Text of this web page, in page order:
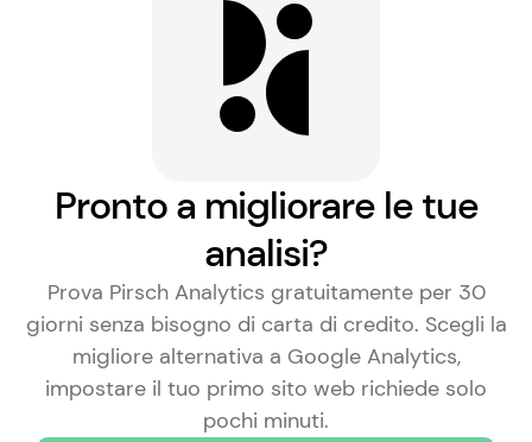
Pronto a migliorare le tue
analisi?
Prova Pirsch Analytics gratuitamente per 30
giorni senza bisogno di carta di credito. Scegli la
migliore alternativa a Google Analytics,
impostare il tuo primo sito web richiede solo
pochi minuti.